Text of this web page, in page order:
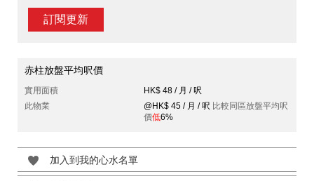
訂閱更新
赤柱放盤平均呎價
實用面積
HK$ 48 / 月 / 呎
此物業
@HK$ 45 / 月 / 呎 比較同區放盤平均呎
價低6%
加入到我的心水名單